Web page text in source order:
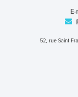
52, rue Saint